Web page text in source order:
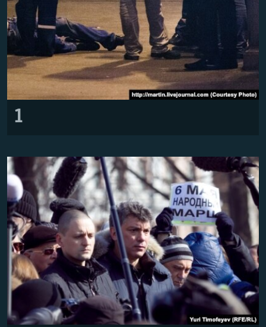
ПОБЕДИТЕЛЕЙ НЕ СУДЯТ?
КРЫМ.НЕПОКОРЕННЫЙ
ELIFBE
УКРАИНСКАЯ ПРОБЛЕМА КРЫМА
ПРИСОЕДИНЯЙТЕСЬ!
Все сайты RFE/RL
1